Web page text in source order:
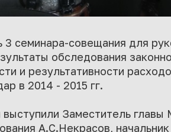
3 семинара-совещания для
обследования
и результативности
в 2014 - 2015 гг.
Заместитель
А.С.Некрасов,